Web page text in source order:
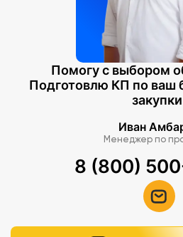
Помогу с выбором
Подготовлю КП по ваш
Иван
Менеджер по
8 (800)